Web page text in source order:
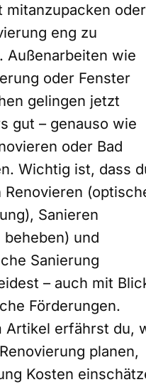
mitanzupacken oder
eng zu
Außenarbeiten wie
oder Fenster
gelingen jetzt
gut – genauso wie
oder Bad
Wichtig ist, dass
Renovieren
Sanieren
beheben) und
Sanierung
– auch mit
Förderungen.
Artikel erfährst du,
planen,
Kosten